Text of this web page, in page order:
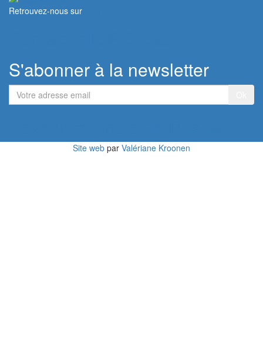
Retrouvez-nous sur
S'abonner à la newsletter
Votre
adresse
Site web par Valériane Kroonen